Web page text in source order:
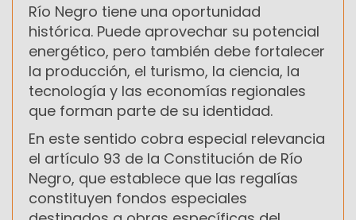
Río Negro tiene una oportunidad
histórica. Puede aprovechar su potencial
energético, pero también debe fortalecer
la producción, el turismo, la ciencia, la
tecnología y las economías regionales
que forman parte de su identidad.
En este sentido cobra especial relevancia
el artículo 93 de la Constitución de Río
Negro, que establece que las regalías
constituyen fondos especiales